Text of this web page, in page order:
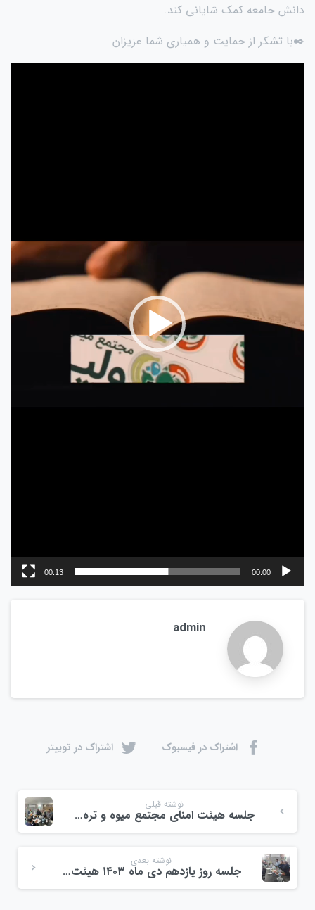
دانش جامعه کمک شایانی کند.
✒️با تشکر از حمایت و همیاری شما عزیزان
00:00
00:13
admin
اشتراک در فیسبوک اشتراک در توییتر
نوشته قبلی
جلسه هیئت امنای مجتمع میوه و تره بار ولیعصر چهارم دی ماه ۱۴۰۳
نوشته بعدی
جلسه روز یازدهم دی ماه ۱۴۰۳ هیئت امنا مجتمع میوه و تره بار ولیعصر